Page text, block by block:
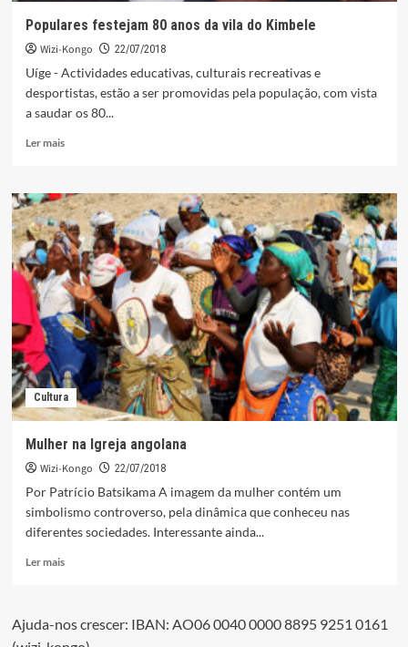
Populares festejam 80 anos da vila do Kimbele
Wizi-Kongo 22/07/2018
Uíge - Actividades educativas, culturais recreativas e
desportistas, estão a ser promovidas pela população, com vista
a saudar os 80...
Ler maisLeia
Populares
festejam
80
anos
da
vila
do
Kimbele
Cultura
Mulher na Igreja angolana
Wizi-Kongo 22/07/2018
Por Patrício Batsikama A imagem da mulher contém um
simbolismo controverso, pela dinâmica que conheceu nas
diferentes sociedades. Interessante ainda...
Ler maisLeia
na
Ajuda-nos crescer: IBAN: AO06 0040 0000 8895 9251 0161